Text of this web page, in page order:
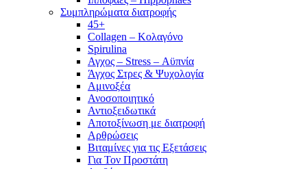
Συμπληρώματα διατροφής
45+
Collagen – Κολαγόνο
Spirulina
Αγχος – Stress – Αϋπνία
Άγχος Στρες & Ψυχολογία
Αμινοξέα
Ανοσοποιητικό
Αντιοξειδωτικά
Αποτοξίνωση με διατροφή
Αρθρώσεις
Βιταμίνες για τις Εξετάσεις
Για Τον Προστάτη